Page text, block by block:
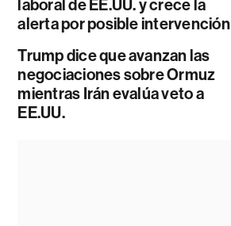
laboral de EE.UU. y crece la
alerta por posible intervención
Trump dice que avanzan las
negociaciones sobre Ormuz
mientras Irán evalúa veto a
EE.UU.